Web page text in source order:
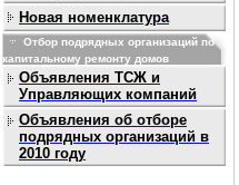
Новая номенклатура
Отбор подрядных организаций по
капитальному ремонту домов
Объявления ТСЖ и
Управляющих компаний
Объявления об отборе
подрядных организаций в
2010 году